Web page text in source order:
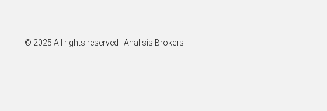
© 2025 All rights reserved | Analisis Brokers